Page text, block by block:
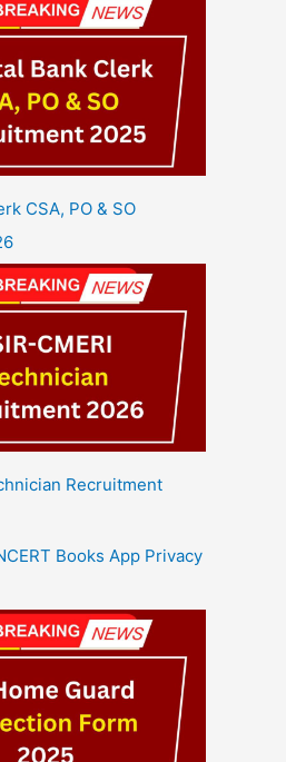
CSA, PO & SO
Recruitment
Books App Privacy